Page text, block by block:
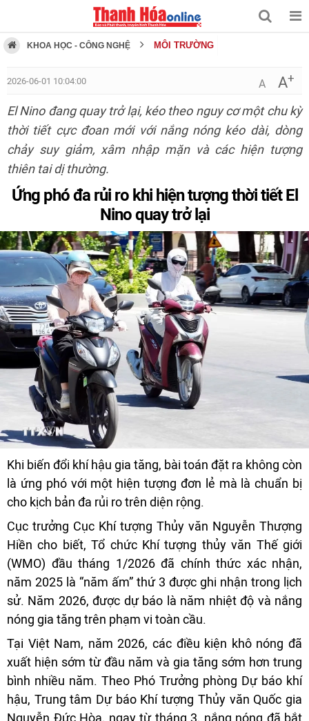
KHOA HỌC - CÔNG NGHỆ MÔI TRƯỜNG
2026-06-01 10:04:00 A A+
El Nino đang quay trở lại, kéo theo nguy cơ một chu kỳ
thời tiết cực đoan mới với nắng nóng kéo dài, dòng
chảy suy giảm, xâm nhập mặn và các hiện tượng
thiên tai dị thường.
Ứng phó đa rủi ro khi hiện tượng thời tiết El
Nino quay trở lại
Khi biến đổi khí hậu gia tăng, bài toán đặt ra không còn
là ứng phó với một hiện tượng đơn lẻ mà là chuẩn bị
cho kịch bản đa rủi ro trên diện rộng.
Cục trưởng Cục Khí tượng Thủy văn Nguyễn Thượng
Hiền cho biết, Tổ chức Khí tượng thủy văn Thế giới
(WMO) đầu tháng 1/2026 đã chính thức xác nhận,
năm 2025 là “năm ấm” thứ 3 được ghi nhận trong lịch
sử. Năm 2026, được dự báo là năm nhiệt độ và nắng
nóng gia tăng trên phạm vi toàn cầu.
Tại Việt Nam, năm 2026, các điều kiện khô nóng đã
xuất hiện sớm từ đầu năm và gia tăng sớm hơn trung
bình nhiều năm. Theo Phó Trưởng phòng Dự báo khí
hậu, Trung tâm Dự báo Khí tượng Thủy văn Quốc gia
Nguyễn Đức Hòa, ngay từ tháng 3, nắng nóng đã bắt